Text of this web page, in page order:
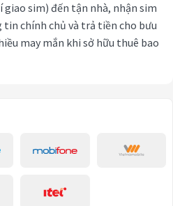
sim) đến tận nhà, nhận sim
chính chủ và trả tiền cho bưu
may mắn khi sở hữu thuê bao